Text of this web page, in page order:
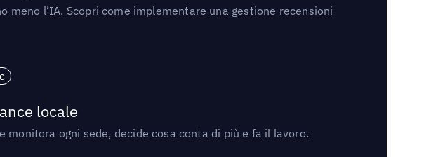
l’IA. Scopri come implementare una gestione recensioni
locale
ogni sede, decide cosa conta di più e fa il lavoro.